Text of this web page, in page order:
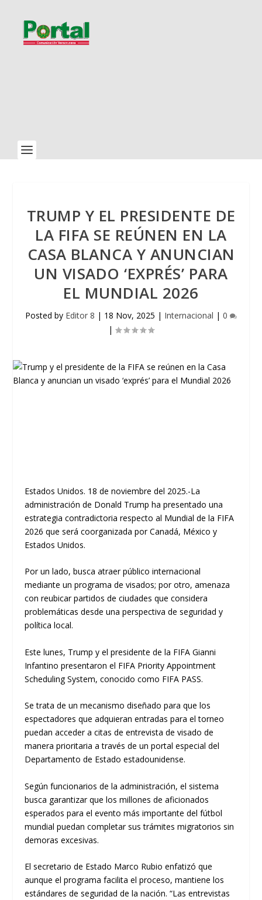
TRUMP Y EL PRESIDENTE DE
LA FIFA SE REÚNEN EN LA
CASA BLANCA Y ANUNCIAN
UN VISADO ‘EXPRÉS’ PARA
EL MUNDIAL 2026
Posted by Editor 8 | 18 Nov, 2025 | Internacional | 0
|
Estados Unidos. 18 de noviembre del 2025.-La
administración de Donald Trump ha presentado una
estrategia contradictoria respecto al Mundial de la FIFA
2026 que será coorganizada por Canadá, México y
Estados Unidos.
Por un lado, busca atraer público internacional
mediante un programa de visados; por otro, amenaza
con reubicar partidos de ciudades que considera
problemáticas desde una perspectiva de seguridad y
política local.
Este lunes, Trump y el presidente de la FIFA Gianni
Infantino presentaron el FIFA Priority Appointment
Scheduling System, conocido como FIFA PASS.
Se trata de un mecanismo diseñado para que los
espectadores que adquieran entradas para el torneo
puedan acceder a citas de entrevista de visado de
manera prioritaria a través de un portal especial del
Departamento de Estado estadounidense.
Según funcionarios de la administración, el sistema
busca garantizar que los millones de aficionados
esperados para el evento más importante del fútbol
mundial puedan completar sus trámites migratorios sin
demoras excesivas.
El secretario de Estado Marco Rubio enfatizó que
aunque el programa facilita el proceso, mantiene los
estándares de seguridad de la nación. “Las entrevistas